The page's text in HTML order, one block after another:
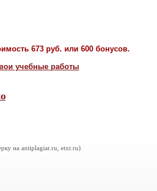
673 руб. или 600 бонусов.
учебные работы
на antiplagiat.ru, etxt.ru)